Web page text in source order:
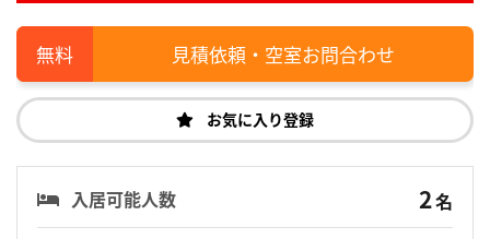
見積依頼・空室お問合わせ
お気に入り登録
入居可能人数 2名